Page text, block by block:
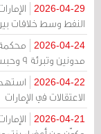
2026-04-29
النفط وسط خلافات
2026-04-24
مدونين وتبرئة 9 وحبس 18 متهماً بالتعاطف مع إيران
2026-04-22
الاعتقالات في الإمارات
2026-04-21